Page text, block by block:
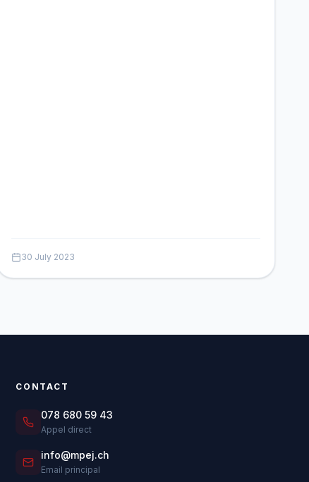
30 July 2023
CONTACT
078 680 59 43
Appel direct
info@mpej.ch
Email principal